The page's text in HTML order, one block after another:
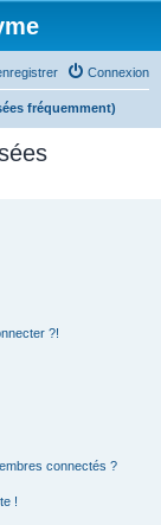
Connexion
fréquemment)
?!
connectés ?
!